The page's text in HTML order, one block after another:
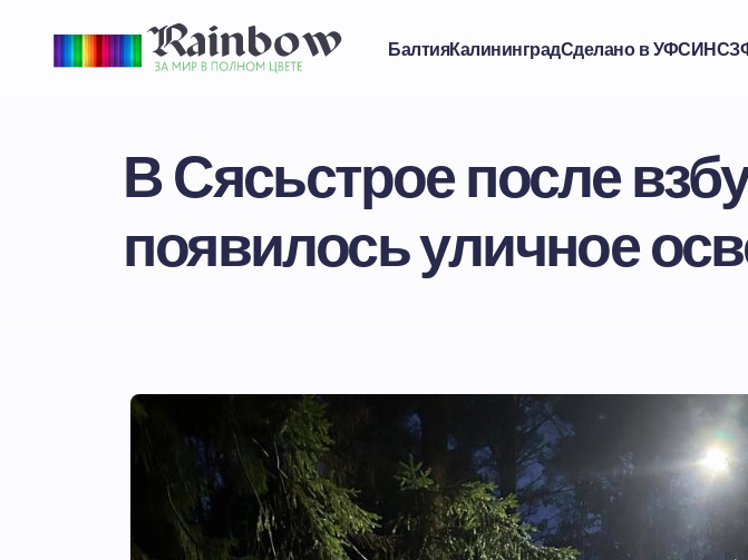
БалтияКалининградСделано в УФСИН
В Сясьстрое после
появилось уличное